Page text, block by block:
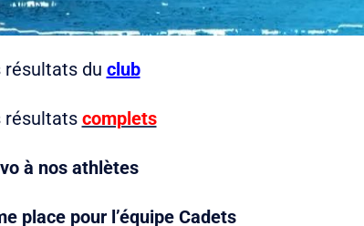
résultats du club
résultats complets
à nos athlètes
place pour l’équipe Cadets